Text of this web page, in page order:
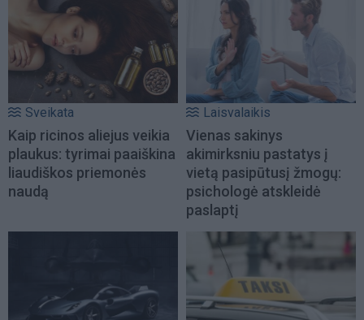
Sveikata
Kaip ricinos aliejus veikia
plaukus: tyrimai paaiškina
liaudiškos priemonės
naudą
Laisvalaikis
Vienas sakinys
akimirksniu pastatys į
vietą pasipūtusį žmogų:
psichologė atskleidė
paslaptį